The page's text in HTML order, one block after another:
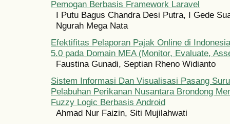
Pemogan Berbasis Framework Laravel
I Putu Bagus Chandra Desi Putra, I Gede
Ngurah Mega Nata
Efektifitas Pelaporan Pajak Online di
5.0 pada Domain MEA (Monitor, Evaluate,
Faustina Gunadi, Septian Rheno Widianto
Sistem Informasi Dan Visualisasi Pasang
Pelabuhan Perikanan Nusantara Brondong
Fuzzy Logic Berbasis Android
Ahmad Nur Faizin, Siti Mujilahwati